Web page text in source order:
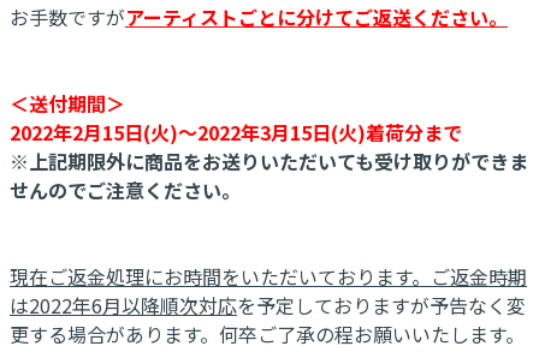
お手数ですがアーティストごとに分けてご返送ください。
＜送付期間＞
2022年2月15日(火)～2022年3月15日(火)着荷分まで
※上記期限外に商品をお送りいただいても受け取りができま
せんのでご注意ください。
現在ご返金処理にお時間をいただいております。ご返金時期
は2022年6月以降順次対応を予定しておりますが予告なく変
更する場合があります。何卒ご了承の程お願いいたします。